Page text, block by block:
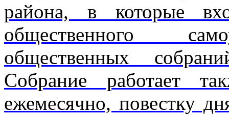
района, в которые
общественного
общественных
Собрание работает
ежемесячно, повестку